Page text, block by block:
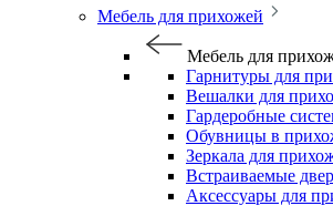
Мебель для прихожей
Мебель для
Гарнитуры для
Вешалки для
Гардеробные
Обувницы в
Зеркала для
Встраиваемые
Аксессуары для